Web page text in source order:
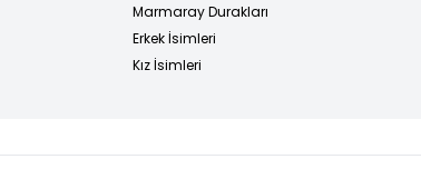
Marmaray Durakları
Erkek İsimleri
Kız İsimleri